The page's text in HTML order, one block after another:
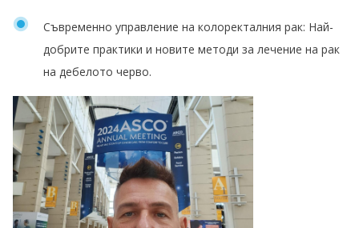
Съвременно управление на колоректалния рак: Най-
добрите практики и новите методи за лечение на рак
на дебелото черво.